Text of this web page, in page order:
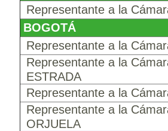
Representante a la
BOGOTÁ
Representante a la
Representante a la
ESTRADA
Representante a la
Representante a la
ORJUELA